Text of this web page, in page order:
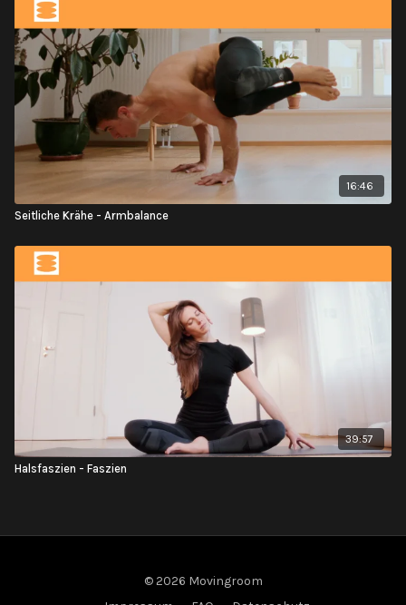
16:46
Seitliche Krähe - Armbalance
39:57
Halsfaszien - Faszien
© 2026 Movingroom